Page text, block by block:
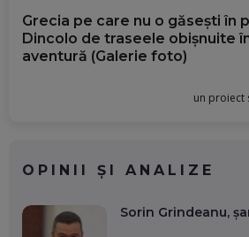
Grecia pe care nu o găsești în
Dincolo de traseele obișnuite
aventură (Galerie foto)
un proiect
OPINII ȘI ANALIZE
Sorin Grindeanu,